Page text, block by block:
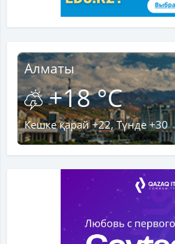
Алматы
+18 °C
Кешке қарай +22, Түнде +30